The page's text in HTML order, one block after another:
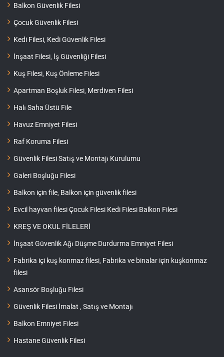
Balkon Güvenlik Filesi
Çocuk Güvenlik Filesi
Kedi Filesi, Kedi Güvenlik Filesi
İnşaat Filesi, İş Güvenliği Filesi
Kuş Filesi, Kuş Önleme Filesi
Apartman Boşluk Filesi, Merdiven Filesi
Halı Saha Üstü File
Havuz Emniyet Filesi
Raf Koruma Filesi
Güvenlik Filesi Satış ve Montajı Kurulumu
Galeri Boşluğu Filesi
Balkon için file, Balkon için güvenlik filesi
Evcil hayvan filesi Çocuk Filesi Kedi Filesi Balkon Filesi
KREŞ VE OKUL FİLELERİ
İnşaat Güvenlik Ağı Düşme Durdurma Emniyet Filesi
Fabrika içi kuş konmaz filesi, Fabrika ve binalar için kuşkonmaz
filesi
Asansör Boşluğu Filesi
Güvenlik Filesi İmalat , Satış ve Montajı
Balkon Emniyet Filesi
Hastane Güvenlik Filesi